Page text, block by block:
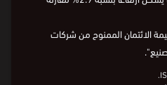
، وهو ما يشكّل ارتفاعًا بنسبة 2.9% مقارنة
الائتمان الممنوح من شركات